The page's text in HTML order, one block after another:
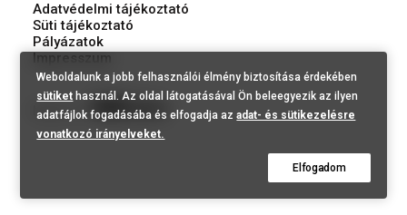
Adatvédelmi tájékoztató
Süti tájékoztató
Pályázatok
Impresszum
Made by:
Weboldalunk a jobb felhasználói élmény biztosítása érdekében
sütiket használ. Az oldal látogatásával Ön beleegyezik az ilyen
adatfájlok fogadásába és elfogadja azadat- és sütikezelésre
vonatkozó irányelveket.
Elfogadom